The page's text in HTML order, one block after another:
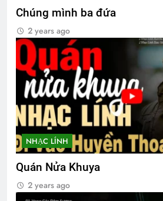
Chúng mình ba đứa
2 years ago
NHẠC LÍNH
Quán Nửa Khuya
2 years ago